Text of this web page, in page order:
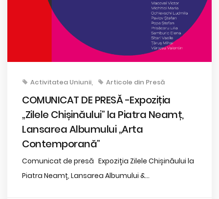
Activitatea Uniunii Articole din Presă
COMUNICAT DE PRESĂ -Expoziția
„Zilele Chișinăului” la Piatra Neamț,
Lansarea Albumului „Arta
Contemporană”
Comunicat de presă Expoziția Zilele Chișinăului la
Piatra Neamț, Lansarea Albumului &...